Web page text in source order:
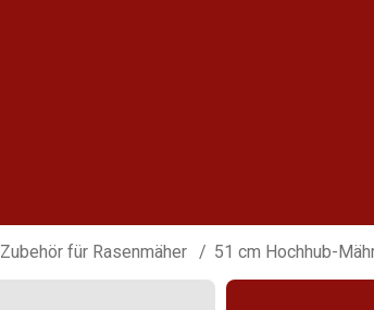
Zubehör für Rasenmäher 51 cm Hochhub-